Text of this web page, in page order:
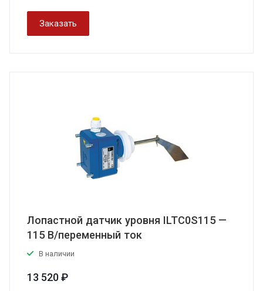
Заказать
Лопастной датчик уровня ILTC0S115 —
115 В/переменный ток
В наличии
13 520 ₽